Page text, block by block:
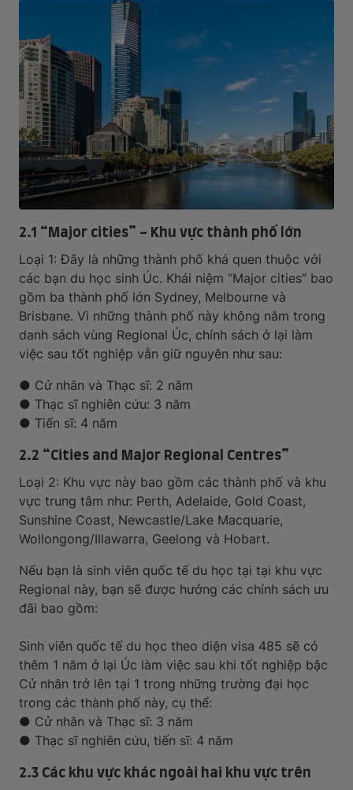
2.1 “Major cities” - Khu vực thành phố lớn
Loại 1: Đây là những thành phố khá quen thuộc với
các bạn du học sinh Úc. Khái niệm “Major cities” bao
gồm ba thành phố lớn Sydney, Melbourne và
Brisbane. Vì những thành phố này không nằm trong
danh sách vùng Regional Úc, chính sách ở lại làm
việc sau tốt nghiệp vẫn giữ nguyên như sau:
● Cử nhân và Thạc sĩ: 2 năm
● Thạc sĩ nghiên cứu: 3 năm
● Tiến sĩ: 4 năm
2.2 “Cities and Major Regional Centres”
Loại 2: Khu vực này bao gồm các thành phố và khu
vực trung tâm như: Perth, Adelaide, Gold Coast,
Sunshine Coast, Newcastle/Lake Macquarie,
Wollongong/Illawarra, Geelong và Hobart.
Nếu bạn là sinh viên quốc tế du học tại tại khu vực
Regional này, bạn sẽ được hưởng các chính sách ưu
đãi bao gồm:
Sinh viên quốc tế du học theo diện visa 485 sẽ có
thêm 1 năm ở lại Úc làm việc sau khi tốt nghiệp bậc
Cử nhân trở lên tại 1 trong những trường đại học
trong các thành phố này, cụ thể:
● Cử nhân và Thạc sĩ: 3 năm
● Thạc sĩ nghiên cứu, tiến sĩ: 4 năm
2.3 Các khu vực khác ngoài hai khu vực trên